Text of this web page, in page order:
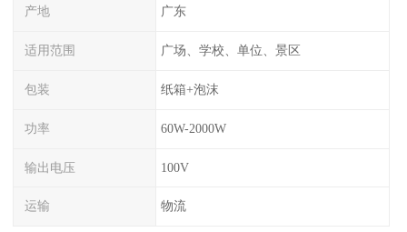
产地 广东
适用范围 广场、学校、单位、景区
包装 纸箱+泡沫
功率 60W-2000W
输出电压 100V
运输 物流